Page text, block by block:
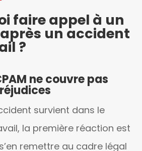
faire appel à un
un accident
?
ne couvre pas
survient dans le
la première réaction est
remettre au cadre légal